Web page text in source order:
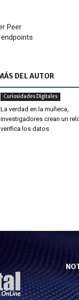
Peer
DEL AUTOR
Curiosidades Digitales
La verdad en la muñeca,
investigadores crean un
verifica los datos